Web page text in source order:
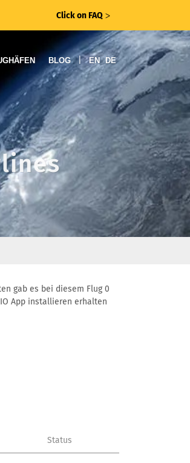
Click on FAQ ᐳ
BLOG | EN DE
gab es bei diesem Flug 0
App installieren erhalten
Status